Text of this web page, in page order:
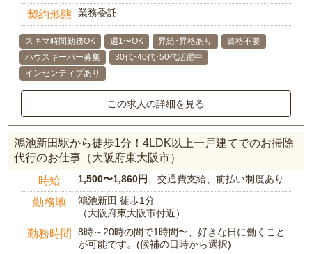
契約形態 業務委託
スキマ時間勤務OK 週1〜OK 昇給･昇格あり
資格不要
ハウスキーパー募集
30代･40代･50代活躍中
インセンティブあり
この求人の詳細を見る
鴻池新田駅から徒歩1分！4LDK以上一戸建てでのお掃除
代行のお仕事（大阪府東大阪市）
時給 1,500〜1,860円 、交通費支給、前払い制度あり
勤務地
鴻池新田 徒歩1分
（大阪府東大阪市付近）
勤務時間
8時～20時の間で1時間〜、好きな日に働くこと
が可能です。(候補の日時から選択)